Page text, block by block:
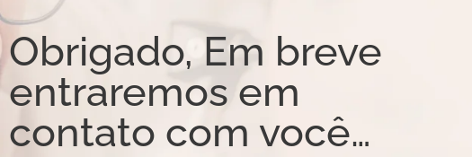
Obrigado, Em breve
entraremos em
contato com você…